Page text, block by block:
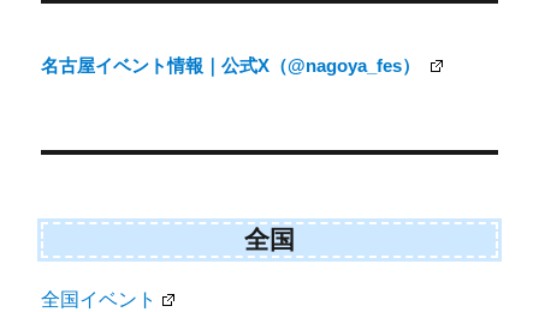
ビ
ー
ョ
ン
名古屋イベント情報｜公式X（@nagoya_fes）
全国
全国イベント